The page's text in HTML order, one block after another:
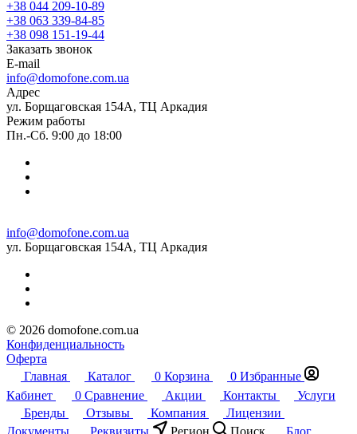
+38 044 209-10-89
+38 063 339-84-85
+38 098 151-19-44
Заказать звонок
E-mail
info@domofone.com.ua
Адрес
ул. Борщаговская 154А, ТЦ Аркадия
Режим работы
Пн.-Сб. 9:00 до 18:00
info@domofone.com.ua
ул. Борщаговская 154А, ТЦ Аркадия
© 2026 domofone.com.ua
Конфиденциальность
Оферта
Главная
Каталог 0 Корзина 0 Избранные
Кабинет
0 Сравнение Акции Контакты
Услуги
Бренды
Отзывы Компания
Лицензии
Документы
Реквизиты Регион Поиск
Блог